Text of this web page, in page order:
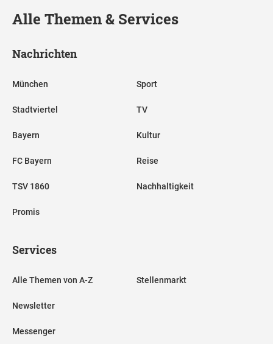
Alle Themen & Services
Nachrichten
München
Stadtviertel
Bayern
FC Bayern
TSV 1860
Promis
Sport
TV
Kultur
Reise
Nachhaltigkeit
Services
Alle Themen von A-Z
Newsletter
Messenger
Stellenmarkt